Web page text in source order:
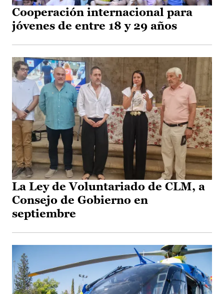
Cooperación internacional para
jóvenes de entre 18 y 29 años
La Ley de Voluntariado de CLM, a
Consejo de Gobierno en
septiembre